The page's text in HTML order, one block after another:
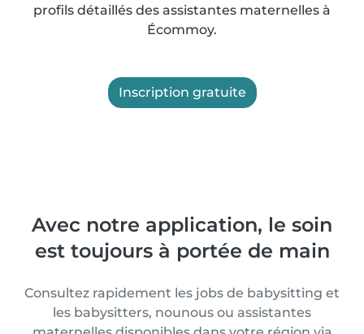
profils détaillés des assistantes maternelles à
Écommoy.
Inscription gratuite
Avec notre application, le soin
est toujours à portée de main
Consultez rapidement les jobs de babysitting et
les babysitters, nounous ou assistantes